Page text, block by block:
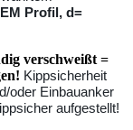
Profil, d=
verschweißt =
Kippsicherheit
oder Einbauanker
aufgestellt!